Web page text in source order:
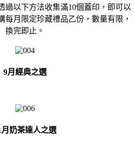
過以下方法收集滿10個蓋印，即可以
每月限定珍藏禮品乙份，數量有限，
換完即止。
9月經典之選
月奶茶達人之選